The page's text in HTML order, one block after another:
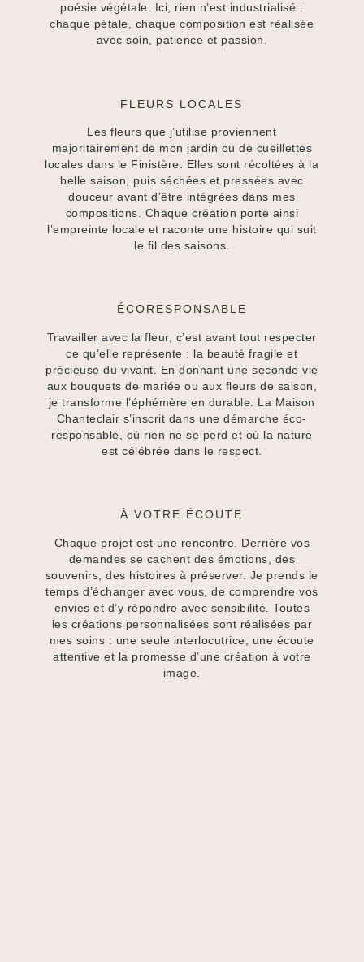
poésie végétale. Ici, rien n’est industrialisé :
chaque pétale, chaque composition est réalisée
avec soin, patience et passion.
FLEURS LOCALES
Les fleurs que j’utilise proviennent
majoritairement de mon jardin ou de cueillettes
locales dans le Finistère. Elles sont récoltées à la
belle saison, puis séchées et pressées avec
douceur avant d’être intégrées dans mes
compositions. Chaque création porte ainsi
l’empreinte locale et raconte une histoire qui suit
le fil des saisons.
ÉCORESPONSABLE
Travailler avec la fleur, c’est avant tout respecter
ce qu’elle représente : la beauté fragile et
précieuse du vivant. En donnant une seconde vie
aux bouquets de mariée ou aux fleurs de saison,
je transforme l’éphémère en durable. La Maison
Chanteclair s’inscrit dans une démarche éco-
responsable, où rien ne se perd et où la nature
est célébrée dans le respect.
À VOTRE ÉCOUTE
Chaque projet est une rencontre. Derrière vos
demandes se cachent des émotions, des
souvenirs, des histoires à préserver. Je prends le
temps d’échanger avec vous, de comprendre vos
envies et d’y répondre avec sensibilité. Toutes
les créations personnalisées sont réalisées par
mes soins : une seule interlocutrice, une écoute
attentive et la promesse d’une création à votre
image.